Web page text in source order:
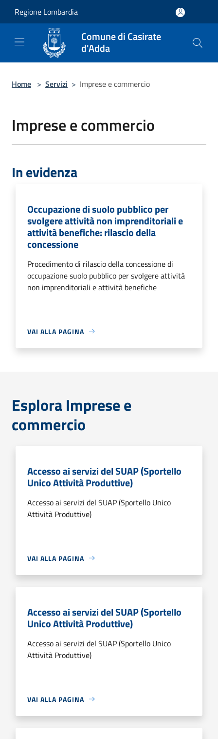
Regione Lombardia
Comune di Casirate
d'Adda
Home > Servizi > Imprese e commercio
Imprese e commercio
In evidenza
Occupazione di suolo pubblico per
svolgere attività non imprenditoriali e
attività benefiche: rilascio della
concessione
Procedimento di rilascio della concessione di
occupazione suolo pubblico per svolgere attività
non imprenditoriali e attività benefiche
VAI ALLA PAGINA
Esplora Imprese e
commercio
Accesso ai servizi del SUAP (Sportello
Unico Attività Produttive)
Accesso ai servizi del SUAP (Sportello Unico
Attività Produttive)
VAI ALLA PAGINA
Accesso ai servizi del SUAP (Sportello
Unico Attività Produttive)
Accesso ai servizi del SUAP (Sportello Unico
Attività Produttive)
VAI ALLA PAGINA